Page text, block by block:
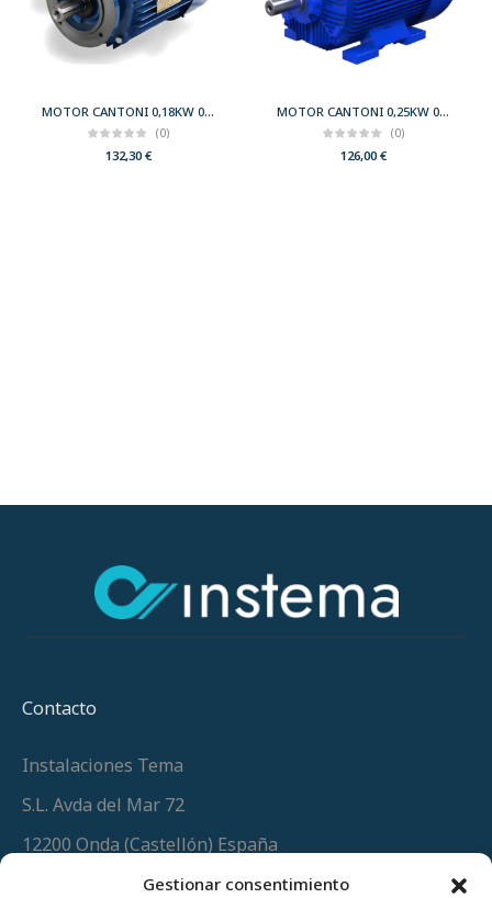
Gestionar consentimiento
MOTOR CANTONI 0,18KW 0,25CV 3000 B14 T63 230/400 IE2
(0)
132,30€
MOTOR CANTONI 0,25KW 0,33CV 3000 B3 T63 230/400 IE2
(0)
126,00€
Contacto
Instalaciones Tema
S.L. Avda del Mar 72
12200 Onda (Castellón) España
(+34) 964 60 34 34